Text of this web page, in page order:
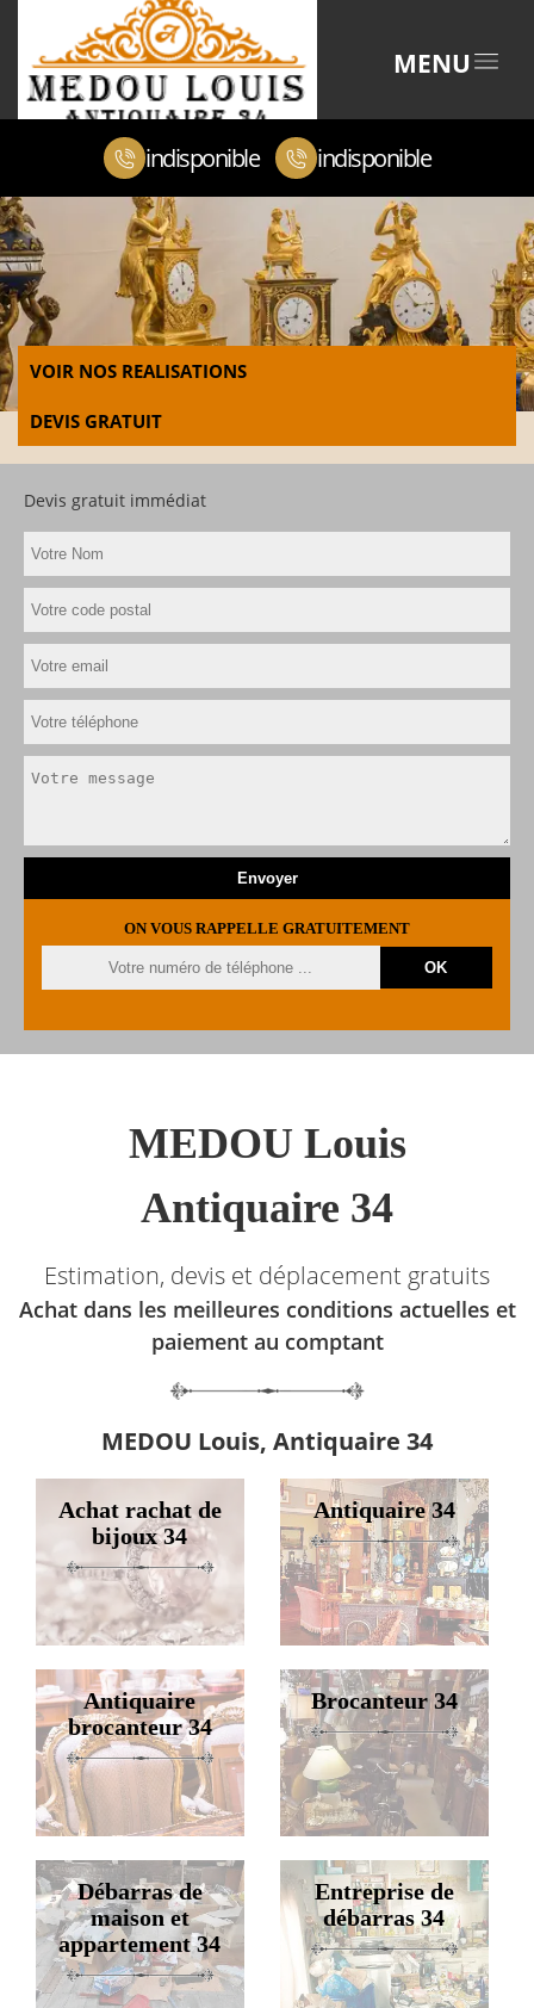
MENU
indisponible indisponible
VOIR NOS REALISATIONS
DEVIS GRATUIT
Devis gratuit immédiat
ON VOUS RAPPELLE GRATUITEMENT
MEDOU Louis
Antiquaire 34
Estimation, devis et déplacement gratuits
Achat dans les meilleures conditions actuelles et
paiement au comptant
MEDOU Louis, Antiquaire 34
Achat rachat de
bijoux 34
Antiquaire 34
Antiquaire
brocanteur 34
Brocanteur 34
Débarras de
maison et
appartement 34
Entreprise de
débarras 34